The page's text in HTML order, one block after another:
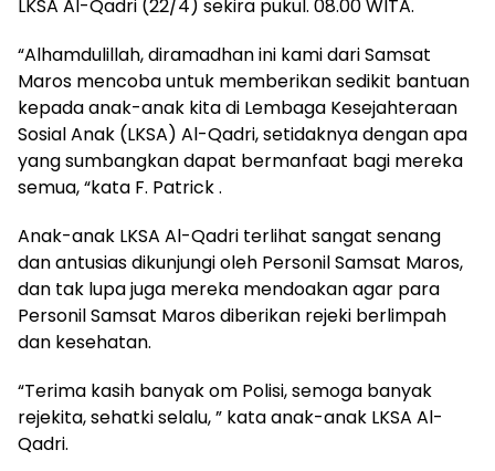
LKSA Al-Qadri (22/4) sekira pukul. 08.00 WITA.
“Alhamdulillah, diramadhan ini kami dari Samsat
Maros mencoba untuk memberikan sedikit bantuan
kepada anak-anak kita di Lembaga Kesejahteraan
Sosial Anak (LKSA) Al-Qadri, setidaknya dengan apa
yang sumbangkan dapat bermanfaat bagi mereka
semua, “kata F. Patrick .
Anak-anak LKSA Al-Qadri terlihat sangat senang
dan antusias dikunjungi oleh Personil Samsat Maros,
dan tak lupa juga mereka mendoakan agar para
Personil Samsat Maros diberikan rejeki berlimpah
dan kesehatan.
“Terima kasih banyak om Polisi, semoga banyak
rejekita, sehatki selalu, ” kata anak-anak LKSA Al-
Qadri.